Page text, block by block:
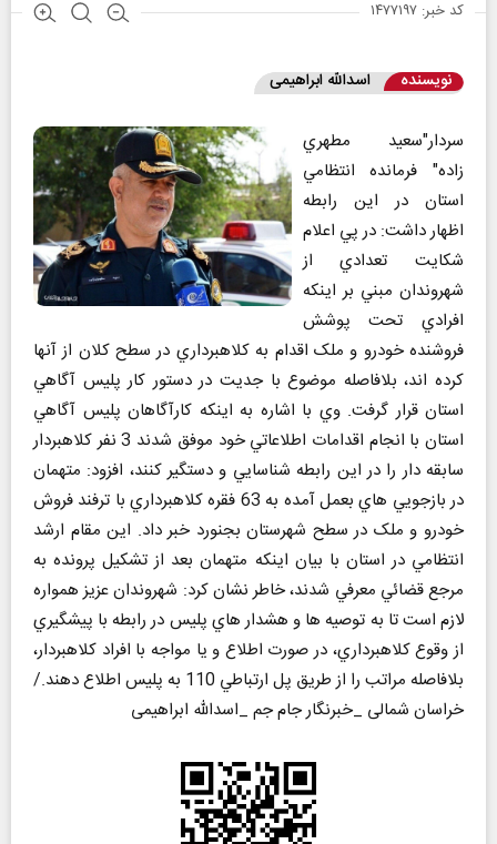
کد خبر: ۱۴۷۷۱۹۷
نویسنده اسدالله ابراهیمی
سردار"سعيد مطهري
زاده" فرمانده انتظامي
استان در این رابطه
اظهار داشت: در پي اعلام
شکايت تعدادي از
شهروندان مبني بر اينکه
افرادي تحت پوشش
فروشنده خودرو و ملک اقدام به کلاهبرداري در سطح کلان از آنها
کرده اند، بلافاصله موضوع با جديت در دستور کار پليس آگاهي
استان قرار گرفت. وي با اشاره به اينکه کارآگاهان پليس آگاهي
استان با انجام اقدامات اطلاعاتي خود موفق شدند 3 نفر کلاهبردار
سابقه دار را در اين رابطه شناسايي و دستگير کنند، افزود: متهمان
در بازجويي هاي بعمل آمده به 63 فقره کلاهبرداري با ترفند فروش
خودرو و ملک در سطح شهرستان بجنورد خبر داد. اين مقام ارشد
انتظامي در استان با بيان اينکه متهمان بعد از تشکيل پرونده به
مرجع قضائي معرفي شدند، خاطر نشان کرد: شهروندان عزيز همواره
لازم است تا به توصيه ها و هشدار هاي پليس در رابطه با پيشگيري
از وقوع کلاهبرداري، در صورت اطلاع و يا مواجه با افراد کلاهبردار،
بلافاصله مراتب را از طريق پل ارتباطي 110 به پلیس اطلاع دهند./
خراسان شمالی _خبرنگار جام جم _اسدالله ابراهیمی